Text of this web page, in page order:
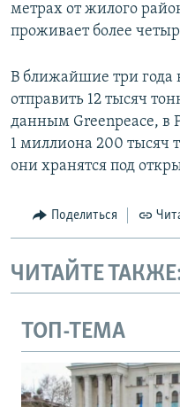
метрах от жилого
проживает более
В ближайшие три года
отправить 12 тысяч
данным Greenpeace, в
1 миллиона 200 тысяч
они хранятся под
Поделиться
ЧИТАЙТЕ ТАКЖЕ:
ТОП-ТЕМА